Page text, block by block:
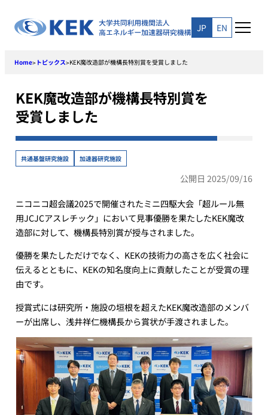
content
JP EN
Home> トピックス>KEK魔改造部が機構長特別賞を受賞しました
KEK魔改造部が機構長特別賞を
受賞しました
共通基盤研究施設 加速器研究施設
公開日 2025/09/16
ニコニコ超会議2025で開催されたミニ四駆大会「超ルール無
用JCJCアスレチック」において見事優勝を果たしたKEK魔改
造部に対して、機構長特別賞が授与されました。
優勝を果たしただけでなく、KEKの技術力の高さを広く社会に
伝えるとともに、KEKの知名度向上に貢献したことが受賞の理
由です。
授賞式には研究所・施設の垣根を超えたKEK魔改造部のメンバ
ーが出席し、浅井祥仁機構長から賞状が手渡されました。